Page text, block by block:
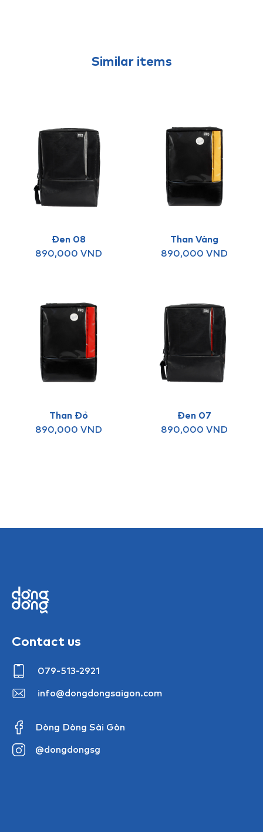
Similar items
Đen 08
890,000 VND
Than Vàng
890,000 VND
Than Đỏ
890,000 VND
Đen 07
890,000 VND
Contact us
079-513-2921
info@dongdongsaigon.com
Dòng Dòng Sài Gòn
@dongdongsg